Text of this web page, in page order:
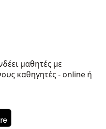
μαθητές με
καθηγητές - online ή